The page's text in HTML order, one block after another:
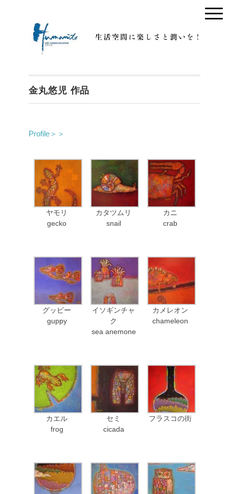
金丸悠児 作品
Profile＞＞
ヤモリ
gecko
カタツムリ
snail
カニ
crab
グッピー
guppy
イソギンチャ
ク
sea anemone
カメレオン
chameleon
カエル
frog
セミ
cicada
フラスコの街